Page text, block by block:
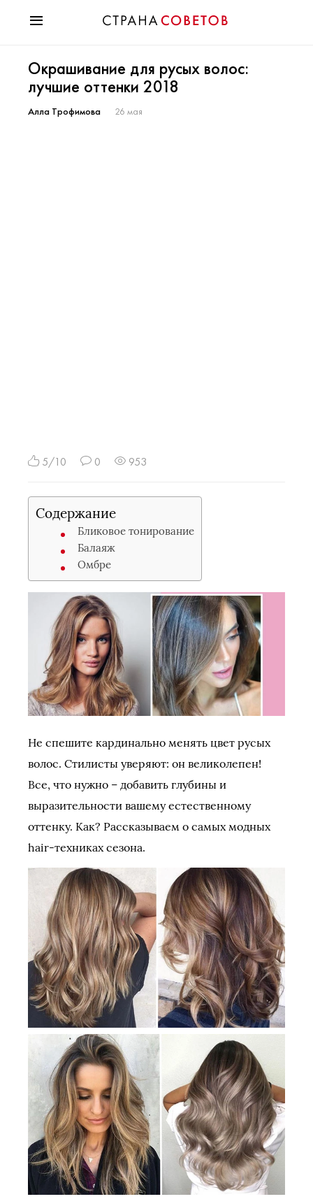
Мода
Звезды
Гороскопы
Окрашивание для русых волос:
лучшие оттенки 2018
Алла Трофимова 26 мая
5/10 0 953
Содержание
Бликовое тонирование
Балаяж
Омбре
Не спешите кардинально менять цвет русых
волос. Стилисты уверяют: он великолепен!
Все, что нужно – добавить глубины и
выразительности вашему естественному
оттенку. Как? Рассказываем о самых модных
hair-техниках сезона.